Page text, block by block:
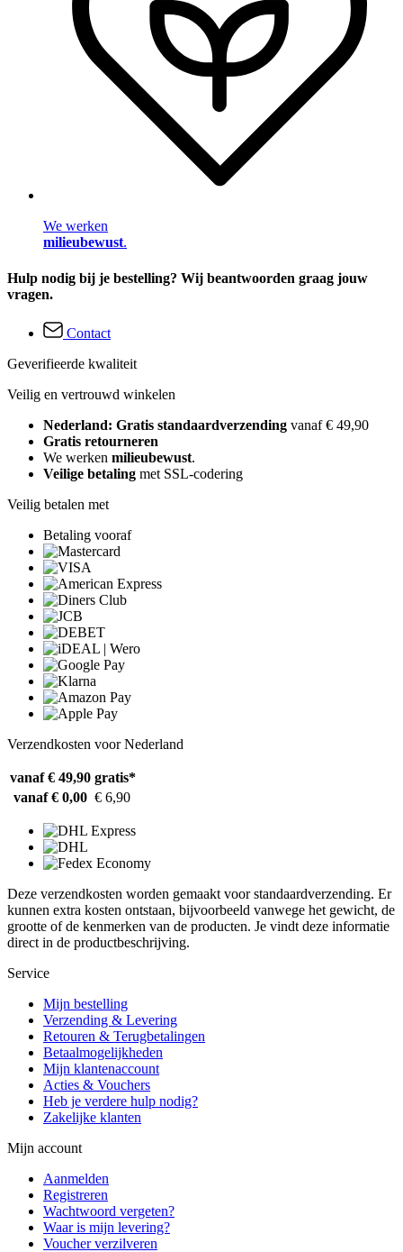
We werken
milieubewust.
Hulp nodig bij je bestelling? Wij beantwoorden graag jouw
vragen.
Contact
Geverifieerde kwaliteit
Veilig en vertrouwd winkelen
Nederland: Gratis standaardverzending vanaf € 49,90
Gratis retourneren
We werken milieubewust.
Veilige betaling met SSL-codering
Veilig betalen met
Betaling vooraf
Verzendkosten voor Nederland
vanaf € 49,90 gratis*
vanaf € 0,00 € 6,90
Deze verzendkosten worden gemaakt voor standaardverzending. Er
kunnen extra kosten ontstaan, bijvoorbeeld vanwege het gewicht, de
grootte of de kenmerken van de producten. Je vindt deze informatie
direct in de productbeschrijving.
Service
Mijn bestelling
Verzending & Levering
Retouren & Terugbetalingen
Betaalmogelijkheden
Mijn klantenaccount
Acties & Vouchers
Heb je verdere hulp nodig?
Zakelijke klanten
Mijn account
Aanmelden
Registreren
Wachtwoord vergeten?
Waar is mijn levering?
Voucher verzilveren